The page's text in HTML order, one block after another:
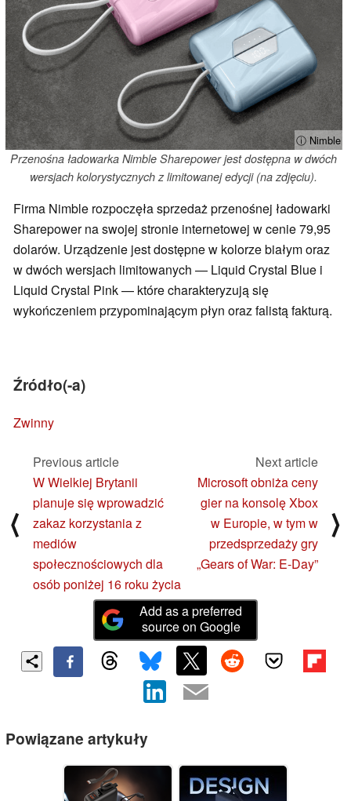
ⓘ Nimble
Przenośna ładowarka Nimble Sharepower jest dostępna w dwóch
wersjach kolorystycznych z limitowanej edycji (na zdjęciu).
Firma Nimble rozpoczęła sprzedaż przenośnej ładowarki
Sharepower na swojej stronie internetowej w cenie 79,95
dolarów. Urządzenie jest dostępne w kolorze białym oraz
w dwóch wersjach limitowanych — Liquid Crystal Blue i
Liquid Crystal Pink — które charakteryzują się
wykończeniem przypominającym płyn oraz falistą fakturą.
Źródło(-a)
Zwinny
⟨
Previous article
W Wielkiej Brytanii
planuje się wprowadzić
zakaz korzystania z
mediów
społecznościowych dla
osób poniżej 16 roku życia
Next article
Microsoft obniża ceny
gier na konsolę Xbox
w Europie, w tym w
przedsprzedaży gry
„Gears of War: E-Day”
⟩
Add as a preferred
source on Google
Powiązane artykuły